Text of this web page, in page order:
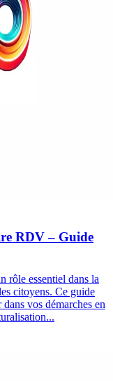
RDV – Guide
rôle essentiel dans la
citoyens. Ce guide
vos démarches en